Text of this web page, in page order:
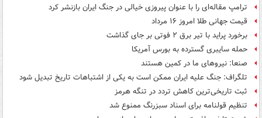
ترامپ مقاله‌ای را با عنوان پیروزی خیالی در جنگ ایران بازنشر کرد
قیمت جهانی طلا امروز ۱۶ مرداد
برخورد پراید با تیر برق ۲ فوتی بر جای گذاشت
حمله سایبری گسترده به بورس آمریکا
صنعا: نیروهای ما در کمین‌ هستند
تلگراف: جنگ علیه ایران ممکن است به یکی از اشتباهات تاریخ تبدیل شود
ثبت تاریخی‌ترین کاهش تردد در تنگه هرمز
تنظیم قولنامه برای اسناد سبزرنگ ممنوع شد